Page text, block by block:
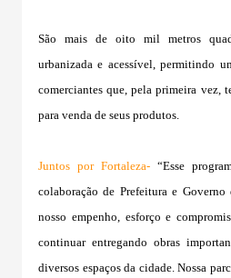
São mais de oito mil metros
urbanizada e acessível, permitindo
comerciantes que, pela primeira vez,
para venda de seus produtos.
Juntos por Fortaleza- “Esse
colaboração de Prefeitura e
nosso empenho, esforço e
continuar entregando obras
diversos espaços da cidade. Nossa